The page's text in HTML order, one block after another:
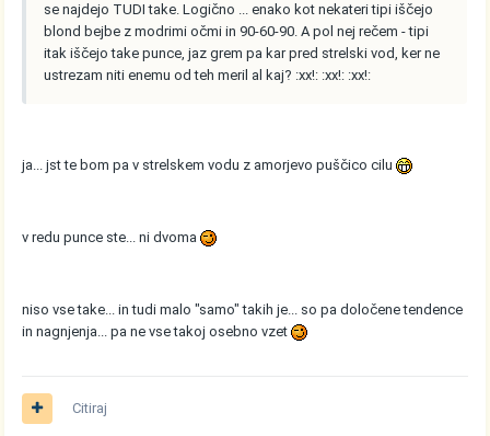
se najdejo TUDI take. Logično ... enako kot nekateri tipi iščejo
blond bejbe z modrimi očmi in 90-60-90. A pol nej rečem - tipi
itak iščejo take punce, jaz grem pa kar pred strelski vod, ker ne
ustrezam niti enemu od teh meril al kaj? :xx!: :xx!: :xx!:
ja... jst te bom pa v strelskem vodu z amorjevo puščico cilu
v redu punce ste... ni dvoma
niso vse take... in tudi malo "samo" takih je... so pa določene tendence
in nagnjenja... pa ne vse takoj osebno vzet
Citiraj